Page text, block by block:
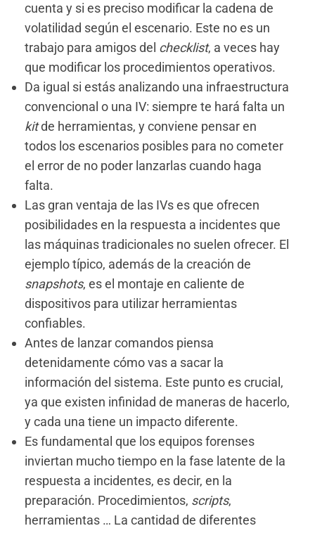
cuenta y si es preciso modificar la cadena de
volatilidad según el escenario. Este no es un
trabajo para amigos del checklist, a veces hay
que modificar los procedimientos operativos.
Da igual si estás analizando una infraestructura
convencional o una IV: siempre te hará falta un
kitde herramientas, y conviene pensar en
todos los escenarios posibles para no cometer
el error de no poder lanzarlas cuando haga
falta.
Las gran ventaja de las IVs es que ofrecen
posibilidades en la respuesta a incidentes que
las máquinas tradicionales no suelen ofrecer. El
ejemplo típico, además de la creación de
snapshots, es el montaje en caliente de
dispositivos para utilizar herramientas
confiables.
Antes de lanzar comandos piensa
detenidamente cómo vas a sacar la
información del sistema. Este punto es crucial,
ya que existen infinidad de maneras de hacerlo,
y cada una tiene un impacto diferente.
Es fundamental que los equipos forenses
inviertan mucho tiempo en la fase latente de la
respuesta a incidentes, es decir, en la
preparación. Procedimientos, scripts,
herramientas … La cantidad de diferentes